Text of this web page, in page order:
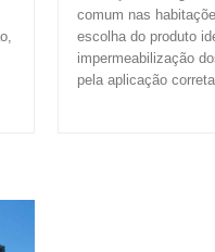
comum nas
escolha do produto
impermeabilização
pela aplicação